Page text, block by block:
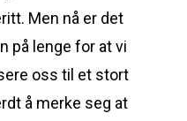
Men nå er det
på lenge for at vi
oss til et stort
å merke seg at